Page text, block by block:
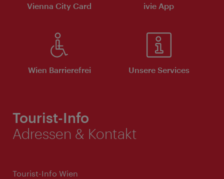
Vienna City Card ivie App
Wien Barrierefrei Unsere Services
Tourist-Info
Adressen & Kontakt
Tourist-Info Wien